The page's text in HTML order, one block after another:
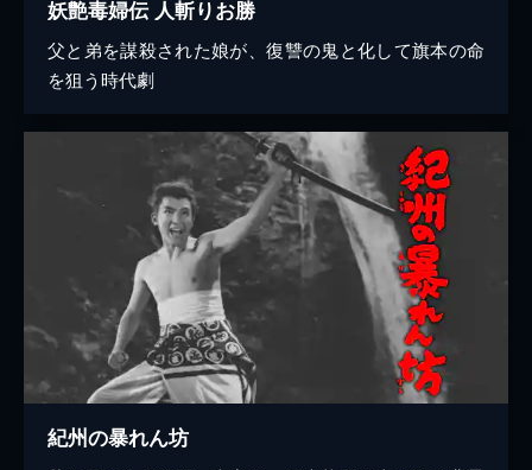
妖艶毒婦伝 人斬りお勝
父と弟を謀殺された娘が、復讐の鬼と化して旗本の命
を狙う時代劇
紀州の暴れん坊